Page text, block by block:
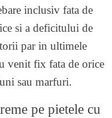
inclusiv fata de
si a deficitului de
par in ultimele
venit fix fata de orice
sau marfuri.
pe pietele cu